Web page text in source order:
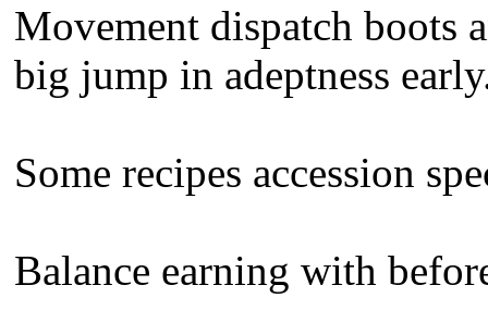
Movement dispatch boots
big jump in adeptness
Some recipes accession
Balance earning with